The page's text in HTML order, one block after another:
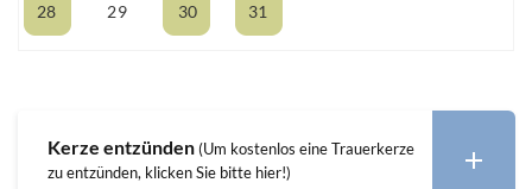
28 29 30 31
Kerze entzünden (Um kostenlos eine Trauerkerze
zu entzünden, klicken Sie bitte hier!)